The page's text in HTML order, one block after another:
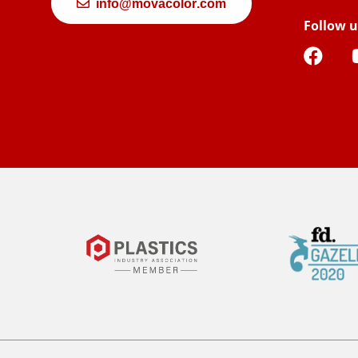
info@movacolor.com
Follow